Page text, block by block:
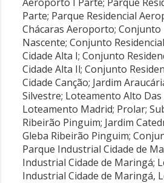
Parte; Parque Residencial
Chácaras Aeroporto; Conjunto
Nascente; Conjunto
Cidade Alta I; Conjunto
Cidade Alta Il; Conjunto
Cidade Canção; Jardim
Silvestre; Loteamento Alto Das
Loteamento Madrid; Prolar;
Ribeirão Pinguim; Jardim
Gleba Ribeirão Pinguim;
Parque Industrial Cidade de
Industrial Cidade de Maringá;
Industrial Cidade de Maringá,